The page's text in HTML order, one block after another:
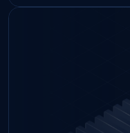
kerülhessenek be a